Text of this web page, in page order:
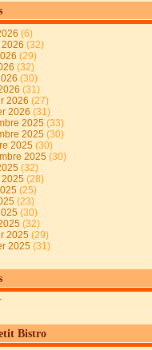
(6)
(32)
(29)
(32)
(30)
(31)
2026 (27)
2026 (31)
2025 (33)
2025 (30)
2025 (30)
2025 (30)
(32)
(28)
(25)
(23)
(30)
(32)
2025 (29)
2025 (31)
Bistro